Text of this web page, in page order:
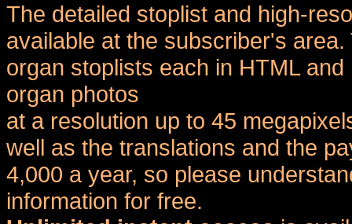
The detailed stoplist and high-
available at the subscriber's
organ stoplists each in HTML
organ photos
at a resolution up to 45
well as the translations and the
4,000 a year, so please
information for free.